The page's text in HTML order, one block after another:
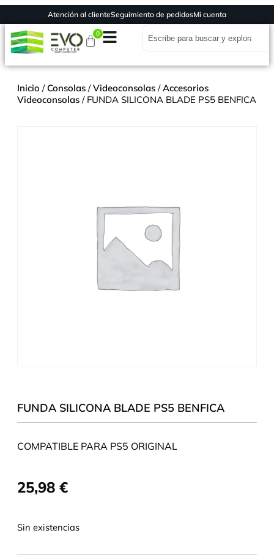
Atención al clienteSeguimiento de pedidosMi cuenta
0
Inicio /Consolas /Videoconsolas /Accesorios
Videoconsolas / FUNDA SILICONA BLADE PS5 BENFICA
FUNDA SILICONA BLADE PS5 BENFICA
COMPATIBLE PARA PS5 ORIGINAL
25,98 €
Sin existencias